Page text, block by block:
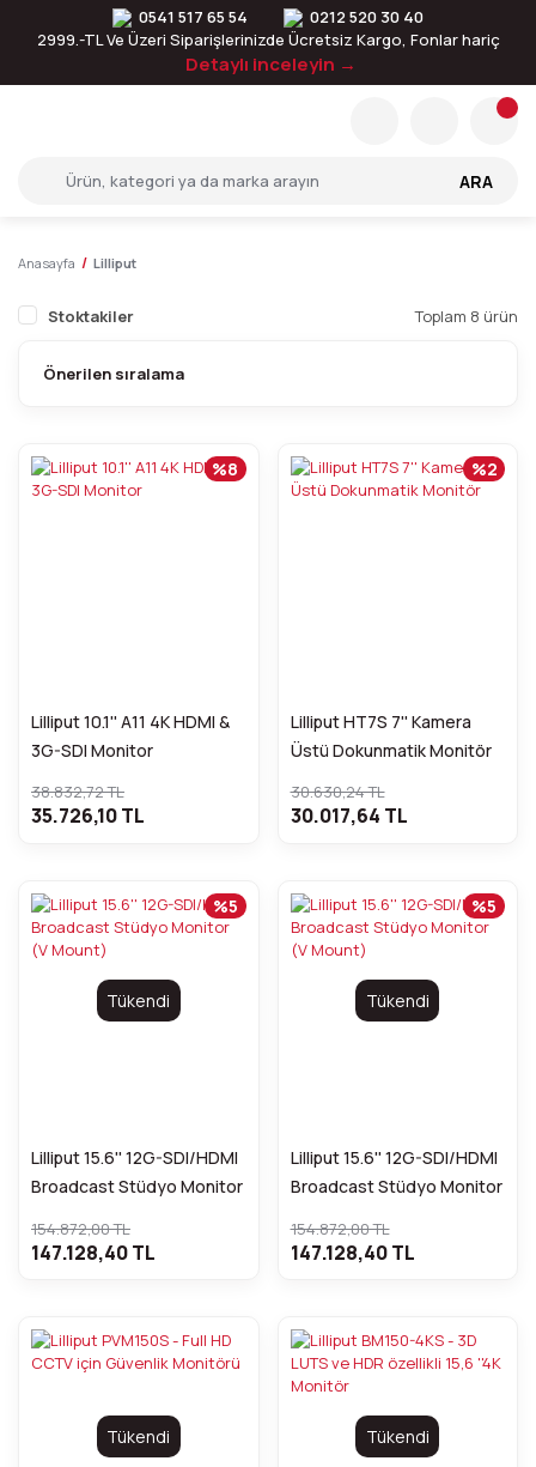
0541 517 65 54
0212 520 30 40
2999.-TL Ve Üzeri Siparişlerinizde Ücretsiz Kargo, Fonlar hariç
Detaylı inceleyin →
ARA
Anasayfa Lilliput
Stoktakiler Toplam 8 ürün
Lilliput 10.1'' A11 4K HDMI &
3G-SDI Monitor
%8
38.832,72 TL
35.726,10 TL
Lilliput HT7S 7'' Kamera
Üstü Dokunmatik Monitör
%2
30.630,24 TL
30.017,64 TL
Tükendi
Lilliput 15.6'' 12G-SDI/HDMI
Broadcast Stüdyo Monitor
%5
154.872,00 TL
147.128,40 TL
Tükendi
Lilliput 15.6'' 12G-SDI/HDMI
Broadcast Stüdyo Monitor
%5
154.872,00 TL
147.128,40 TL
Tükendi Tükendi